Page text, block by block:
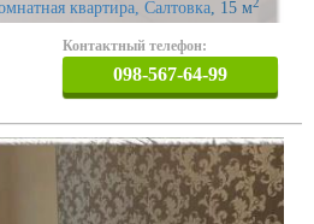
квартира, Салтовка , 15 м
Контактный телефон:
098-567-64-99